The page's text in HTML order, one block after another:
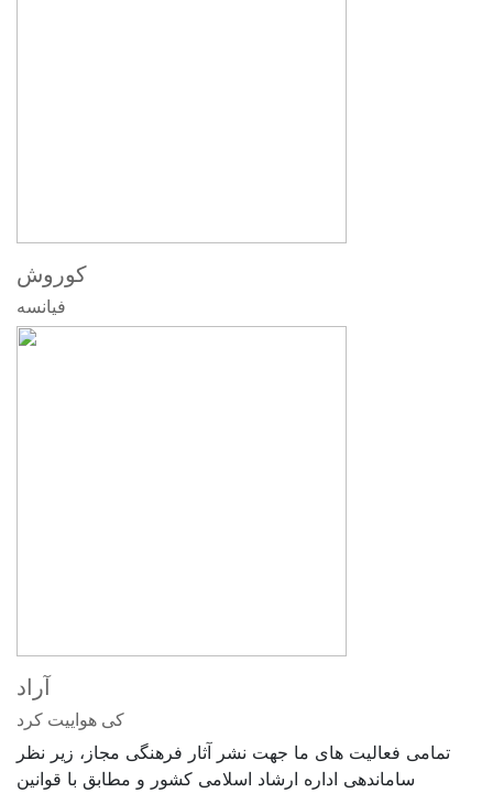
کوروش
فیانسه
آراد
کی هواییت کرد
تمامی فعالیت های ما جهت نشر آثار فرهنگی مجاز، زیر نظر
ساماندهی اداره ارشاد اسلامی کشور و مطابق با قوانین